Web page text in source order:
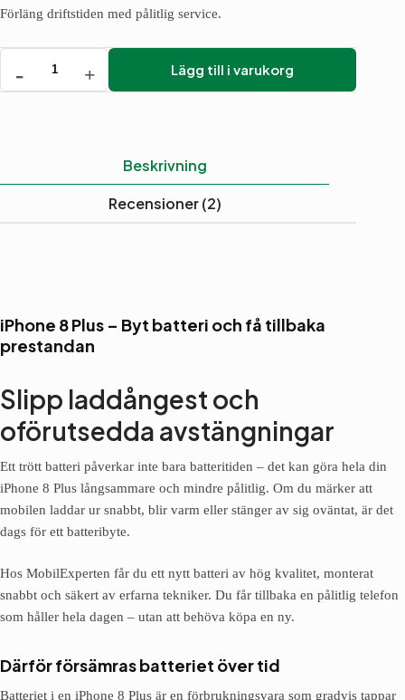
Förläng driftstiden med pålitlig service.
iPhone
8
Lägg till i varukorg
Beskrivning
Recensioner (2)
iPhone 8 Plus – Byt batteri och få tillbaka
prestandan
Slipp laddångest och
oförutsedda avstängningar
Ett trött batteri påverkar inte bara batteritiden – det kan göra hela din
iPhone 8 Plus långsammare och mindre pålitlig. Om du märker att
mobilen laddar ur snabbt, blir varm eller stänger av sig oväntat, är det
dags för ett batteribyte.
Hos MobilExperten får du ett nytt batteri av hög kvalitet, monterat
snabbt och säkert av erfarna tekniker. Du får tillbaka en pålitlig telefon
som håller hela dagen – utan att behöva köpa en ny.
Därför försämras batteriet över tid
Batteriet i en iPhone 8 Plus är en förbrukningsvara som gradvis tappar